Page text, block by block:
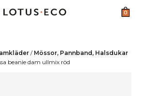
0
/ Mössor, Pannband, Halsdukar
beanie dam ullmix röd